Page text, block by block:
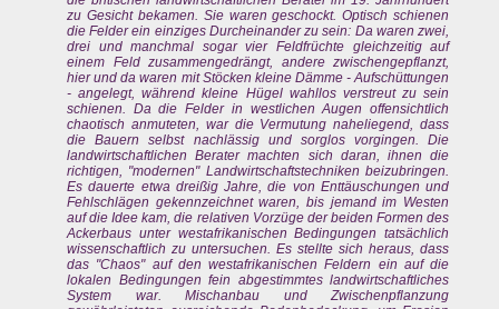
zu Gesicht bekamen. Sie waren geschockt. Optisch schienen
die Felder ein einziges Durcheinander zu sein: Da waren zwei,
drei und manchmal sogar vier Feldfrüchte gleichzeitig auf
einem Feld zusammengedrängt, andere zwischengepflanzt,
hier und da waren mit Stöcken kleine Dämme - Aufschüttungen
- angelegt, während kleine Hügel wahllos verstreut zu sein
schienen. Da die Felder in westlichen Augen offensichtlich
chaotisch anmuteten, war die Vermutung naheliegend, dass
die Bauern selbst nachlässig und sorglos vorgingen. Die
landwirtschaftlichen Berater machten sich daran, ihnen die
richtigen, "modernen" Landwirtschaftstechniken beizubringen.
Es dauerte etwa dreißig Jahre, die von Enttäuschungen und
Fehlschlägen gekennzeichnet waren, bis jemand im Westen
auf die Idee kam, die relativen Vorzüge der beiden Formen des
Ackerbaus unter westafrikanischen Bedingungen tatsächlich
wissenschaftlich zu untersuchen. Es stellte sich heraus, dass
das "Chaos" auf den westafrikanischen Feldern ein auf die
lokalen Bedingungen fein abgestimmtes landwirtschaftliches
System war. Mischanbau und Zwischenpflanzung